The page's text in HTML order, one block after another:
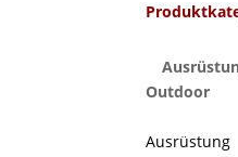
Outdoor
Ausrüstung